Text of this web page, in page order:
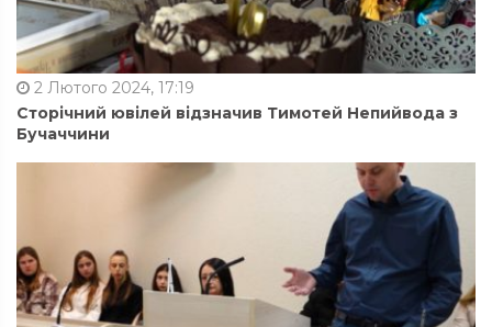
2 Лютого 2024, 17:19
Сторічний ювілей відзначив Тимотей Непийвода з
Бучаччини